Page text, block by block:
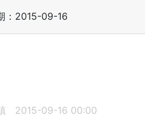
：2015-09-16
2015-09-16 00:00